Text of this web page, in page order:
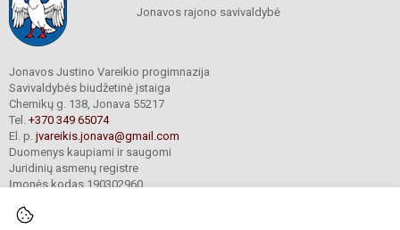
Jonavos rajono savivaldybė
Jonavos Justino Vareikio progimnazija
Savivaldybės biudžetinė įstaiga
Chemikų g. 138, Jonava 55217
Tel. +370 349 65074
El. p. jvareikis.jonava@gmail.com
Duomenys kaupiami ir saugomi
Juridinių asmenų registre
Įmonės kodas 190302960